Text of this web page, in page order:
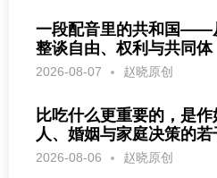
一段配音里的共和国——
整谈自由、权利与共同体
2026-08-07 赵晓原创
比吃什么更重要的，是
人、婚姻与家庭决策的若
2026-08-06 赵晓原创